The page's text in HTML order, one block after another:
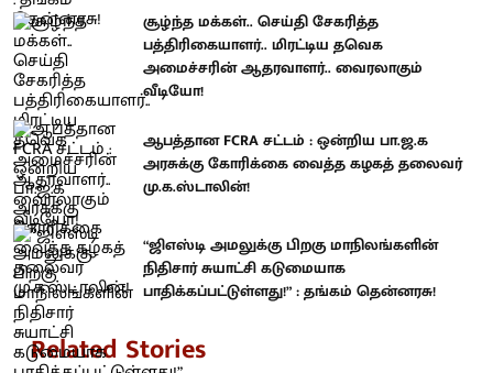
சூழ்ந்த மக்கள்.. செய்தி சேகரித்த
பத்திரிகையாளர்.. மிரட்டிய தவெக
அமைச்சரின் ஆதரவாளர்.. வைரலாகும்
வீடியோ!
ஆபத்தான FCRA சட்டம் : ஒன்றிய பா.ஜ.க
அரசுக்கு கோரிக்கை வைத்த கழகத் தலைவர்
மு.க.ஸ்டாலின்!
“ஜிஎஸ்டி அமலுக்கு பிறகு மாநிலங்களின்
நிதிசார் சுயாட்சி கடுமையாக
பாதிக்கப்பட்டுள்ளது!” : தங்கம் தென்னரசு!
Related Stories